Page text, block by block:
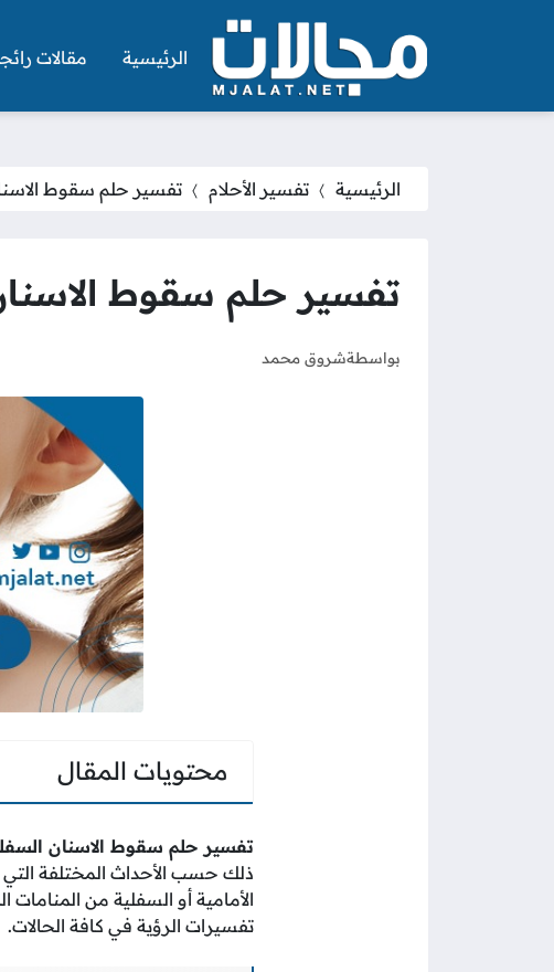
الرئيسية مقالات
الرئيسية تفسير الأحلام تفسير حلم سقوط
تفسير حلم سقوط
بواسطةشروق محمد
محتويات المقال
تفسير حلم سقوط الاسنان
ذلك حسب الأحداث المختلفة التي
الأمامية أو السفلية من
تفسيرات الرؤية في كافة الحالات.